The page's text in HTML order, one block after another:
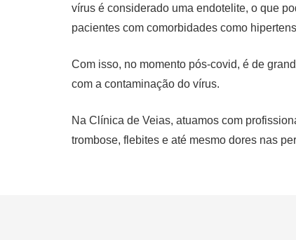
vírus é considerado uma endotelite, o que
pacientes com comorbidades como
Com isso, no momento pós-covid, é de
com a contaminação do vírus.
Na Clínica de Veias, atuamos com
trombose, flebites e até mesmo dores nas